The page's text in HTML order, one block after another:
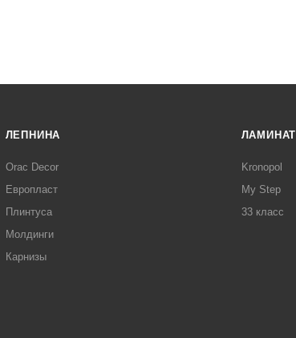
ЛЕПНИНА
Orac Decor
Европласт
Плинтуса
Молдинги
Карнизы
ЛАМИНАТ
Kronopol
My Step
33 класс